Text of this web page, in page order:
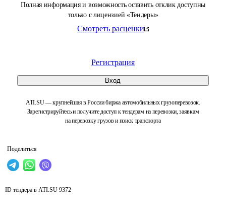
Полная информация и возможность оставить отклик доступны
только с лицензией «Тендеры»
Смотреть расценки
Регистрация
Вход
ATI.SU — крупнейшая в России биржа автомобильных грузоперевозок.
Зарегистрируйтесь и получите доступ к тендерам на перевозки, заявкам
на перевозку грузов и поиск транспорта
Поделиться
ID тендера в ATI.SU 9372